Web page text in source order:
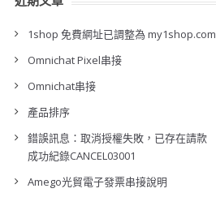
1shop 免費網址已調整為 my1shop.com
Omnichat Pixel串接
Omnichat串接
產品排序
錯誤訊息：取消授權失敗，已存在請款
成功紀錄CANCEL03001
Amego光貿電子發票串接說明